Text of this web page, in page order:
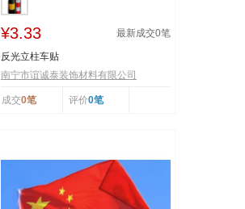
¥3.33 最新成交0笔
反光立柱车贴
南宁市谊诚泰装饰材料有限公司
成交0笔 评价0笔